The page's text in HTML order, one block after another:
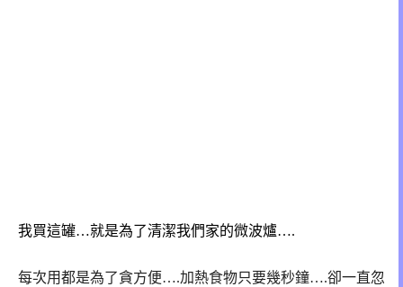
我買這罐…就是為了清潔我們家的微波爐….
每次用都是為了貪方便….加熱食物只要幾秒鐘….卻一直忽